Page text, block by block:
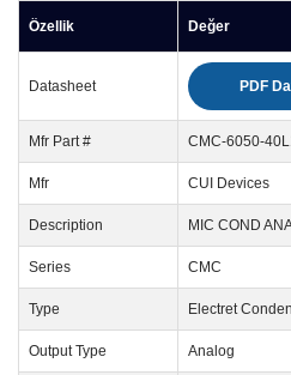
Özellik Değer
Datasheet PDF
Mfr Part # CMC-6050-
Mfr CUI Devices
Description MIC COND
Series CMC
Type Electret
Output Type Analog